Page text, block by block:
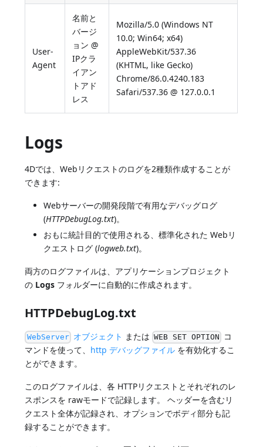
User-
Agent
名前と
バージ
ョン @
IPクラ
イアン
トアド
レス
Mozilla/5.0 (Windows NT
10.0; Win64; x64)
AppleWebKit/537.36
(KHTML, like Gecko)
Chrome/86.0.4240.183
Safari/537.36 @ 127.0.0.1
Logs
4Dでは、Webリクエストのログを2種類作成することが
できます:
Webサーバーの開発段階で有用なデバッグログ
(HTTPDebugLog.txt)。
おもに統計目的で使用される、標準化された Webリ
クエストログ (logweb.txt)。
両方のログファイルは、アプリケーションプロジェクト
の Logs フォルダーに自動的に作成されます。
HTTPDebugLog.txt
WebServer オブジェクト または WEB SET OPTION
コ
マンドを使って、 http デバッグファイル を有効化するこ
とができます。
このログファイルは、各 HTTPリクエストとそれぞれのレ
スポンスを rawモードで記録します。 ヘッダーを含むリ
クエスト全体が記録され、オプションでボディ部分も記
録することができます。